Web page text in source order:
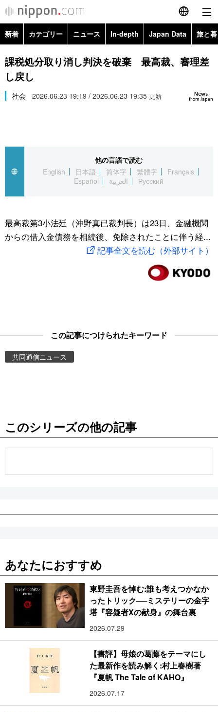
English
简体字
Русский
カテゴリー
経済・ビジネス
国際
文化
トップ
アーカイブ
In-depth
Japan Data
動画/Live
お知らせ
新着 カテゴリー ニュース In-depth Japan Data 旅と
政治・外交
経済・ビジネス
スポーツ・東京2020
Topics
課税処分取り消し判決を破棄 最高裁、審理差
し戻し
News
from Japan
社会 2026.06.23 19:19 / 2026.06.23 19:35 更新
他の言語で読む
English
日本語 简体字 繁體字
Français
Español
العربية Русский
最高裁第3小法廷（沖野真已裁判長）は23日、金融機関
からの借入金債務を相続後、免除されたことに伴う経...
記事全文を読む（外部サイト）
この記事につけられたキーワード
共同通信ニュース
このシリーズの他の記事
あなたにおすすめ
東野圭吾を悼む:誰も考えつかなか
ったトリック──ミステリーの金字
塔『容疑者Xの献身』の舞台裏
2026.07.29
【書評】母娘の葛藤をテーマにし
た最新作を読み解く:村上春樹著
『夏帆 The Tale of KAHO』
2026.07.17